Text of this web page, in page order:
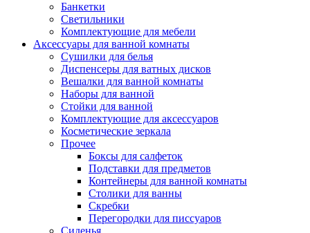
Банкетки
Светильники
Комплектующие для мебели
Аксессуары для ванной комнаты
Сушилки для белья
Диспенсеры для ватных дисков
Вешалки для ванной комнаты
Наборы для ванной
Стойки для ванной
Комплектующие для аксессуаров
Косметические зеркала
Прочее
Боксы для салфеток
Подставки для предметов
Контейнеры для ванной комнаты
Столики для ванны
Скребки
Перегородки для писсуаров
Сиденья